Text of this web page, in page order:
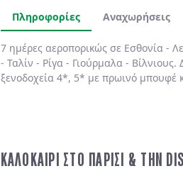
Πληροφορίες Αναχωρήσεις
7 ημέρες αεροπορικώς σε Εσθονία -
- Ταλίν - Ρίγα - Γιούρμαλα - Βίλνιους.
ξενοδοχεία 4*, 5* με πρωινό μπουφέ
ΚΑΛΟΚΑΙΡΙ ΣΤΟ ΠΑΡΙΣΙ & ΤΗΝ